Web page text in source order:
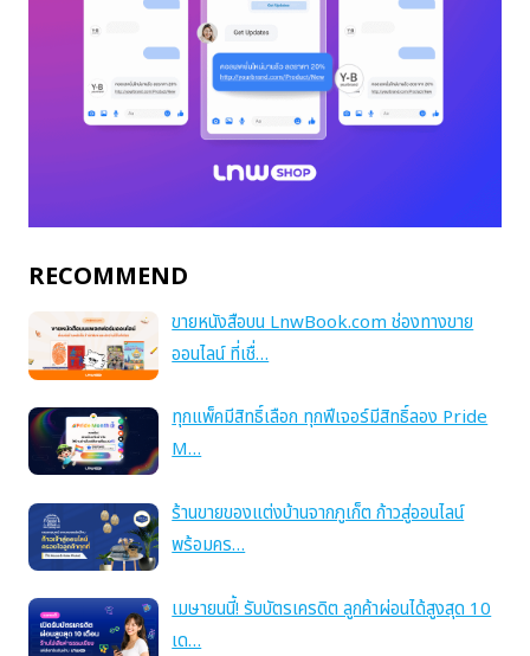
RECOMMEND
ขายหนังสือบน LnwBook.com ช่องทางขาย
ออนไลน์ ที่เชื่…
ทุกแพ็คมีสิทธิ์เลือก ทุกฟีเจอร์มีสิทธิ์ลอง Pride
M…
ร้านขายของแต่งบ้านจากภูเก็ต ก้าวสู่ออนไลน์
พร้อมคร…
เมษายนนี้! รับบัตรเครดิต ลูกค้าผ่อนได้สูงสุด 10
เด…